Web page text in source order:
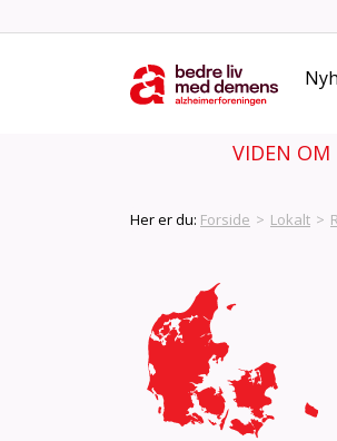
VIDEN OM
Her er du: Forside > Lokalt >